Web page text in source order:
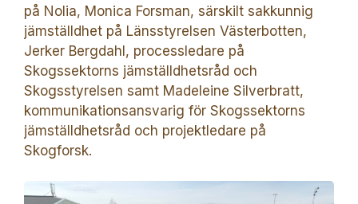
på Nolia, Monica Forsman, särskilt sakkunnig
jämställdhet på Länsstyrelsen Västerbotten,
Jerker Bergdahl, processledare på
Skogssektorns jämställdhetsråd och
Skogsstyrelsen samt Madeleine Silverbratt,
kommunikationsansvarig för Skogssektorns
jämställdhetsråd och projektledare på
Skogforsk.